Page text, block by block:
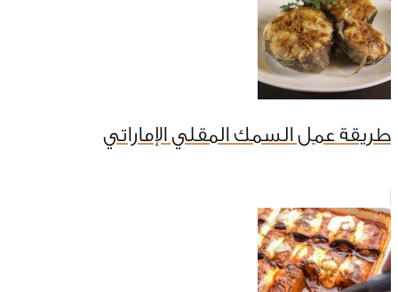
طريقة عمل السمك المقلي الإماراتي